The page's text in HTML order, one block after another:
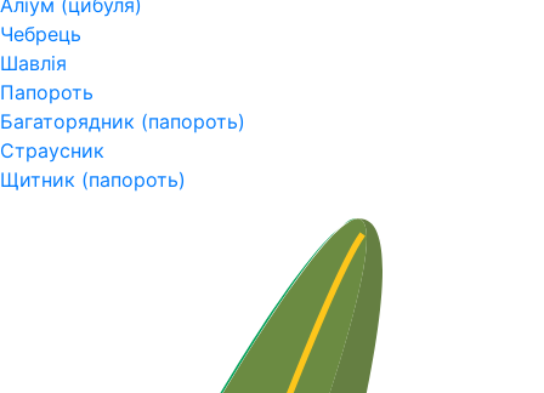
Чебрець
Шавлія
Папороть
Багаторядник (папороть)
Страусник
Щитник (папороть)